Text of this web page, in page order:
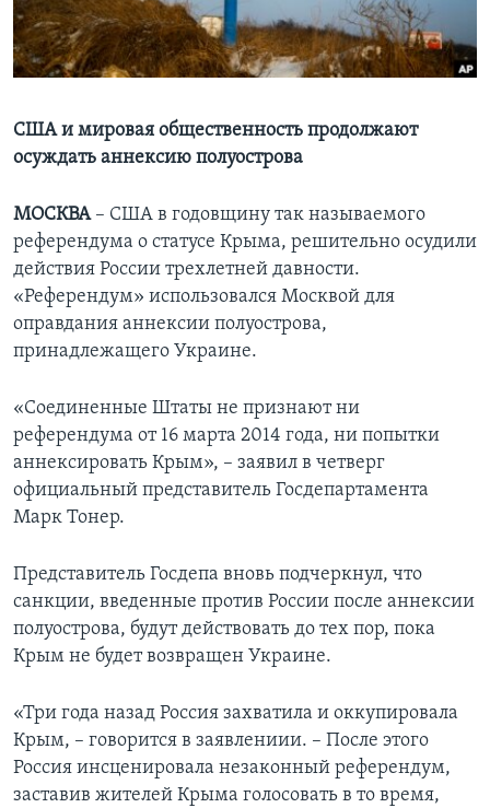
Learning English
США и мировая общественность продолжают
осуждать аннексию полуострова
МОСКВА– США в годовщину так называемого
референдума о статусе Крыма, решительно осудили
действия России трехлетней давности.
«Референдум» использовался Москвой для
оправдания аннексии полуострова,
принадлежащего Украине.
«Соединенные Штаты не признают ни
референдума от 16 марта 2014 года, ни попытки
аннексировать Крым», – заявил в четверг
официальный представитель Госдепартамента
Марк Тонер.
Представитель Госдепа вновь подчеркнул, что
санкции, введенные против России после аннексии
полуострова, будут действовать до тех пор, пока
Крым не будет возвращен Украине.
«Три года назад Россия захватила и оккупировала
Крым, – говорится в заявлениии. – После этого
Россия инсценировала незаконный референдум,
заставив жителей Крыма голосовать в то время,